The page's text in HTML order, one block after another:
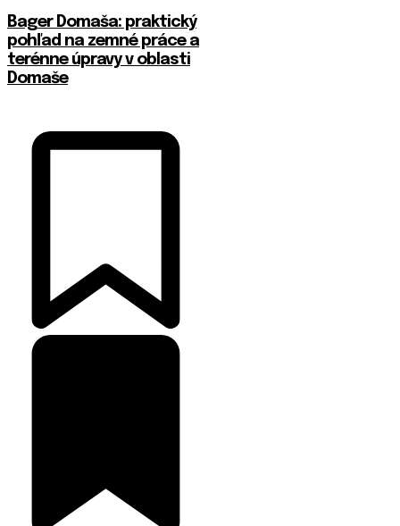
Bager Domaša: praktický
pohľad na zemné práce a
terénne úpravy v oblasti
Domaše